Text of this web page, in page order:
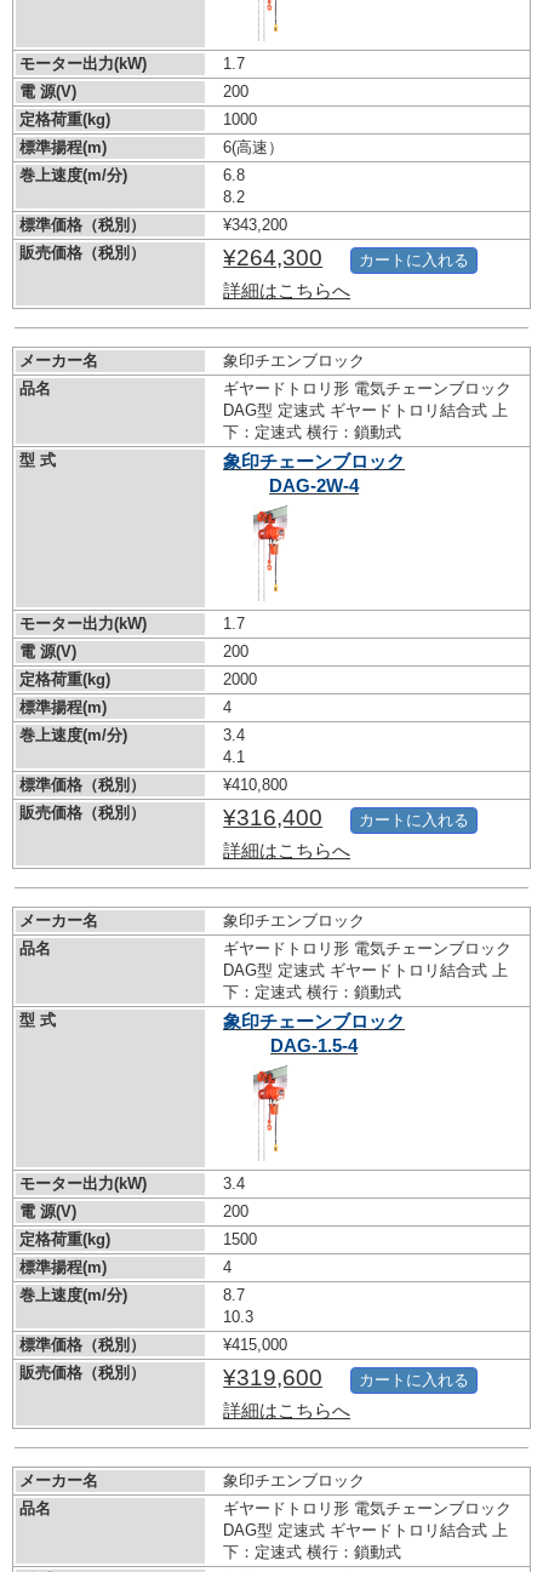
モーター出力(kW)
1.7
電 源(V)
200
定格荷重(kg)
1000
標準揚程(m)
6(高速）
巻上速度(m/分)
6.8
8.2
標準価格（税別）
¥343,200
販売価格（税別）
¥264,300
詳細はこちらへ
カートに入れる
メーカー名
象印チエンブロック
品名
ギヤードトロリ形 電気チェーンブロック
DAG型 定速式 ギヤードトロリ結合式 上
下：定速式 横行：鎖動式
型 式
象印チェーンブロック
DAG-2W-4
モーター出力(kW)
1.7
電 源(V)
200
定格荷重(kg)
2000
標準揚程(m)
4
巻上速度(m/分)
3.4
4.1
標準価格（税別）
¥410,800
販売価格（税別）
¥316,400
詳細はこちらへ
カートに入れる
メーカー名
象印チエンブロック
品名
ギヤードトロリ形 電気チェーンブロック
DAG型 定速式 ギヤードトロリ結合式 上
下：定速式 横行：鎖動式
型 式
象印チェーンブロック
DAG-1.5-4
モーター出力(kW)
3.4
電 源(V)
200
定格荷重(kg)
1500
標準揚程(m)
4
巻上速度(m/分)
8.7
10.3
標準価格（税別）
¥415,000
販売価格（税別）
¥319,600
詳細はこちらへ
カートに入れる
メーカー名
象印チエンブロック
品名
ギヤードトロリ形 電気チェーンブロック
DAG型 定速式 ギヤードトロリ結合式 上
下：定速式 横行：鎖動式